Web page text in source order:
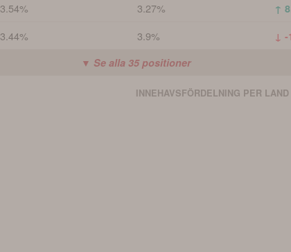
3.54% 3.27% ↑
3.44% 3.9%
↓ -
▼ Se alla 35positioner
INNEHAVSFÖRDELNING PER LAND